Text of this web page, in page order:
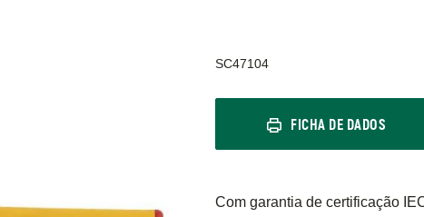
SC47104
FICHA DE DADOS
Com garantia de certificação